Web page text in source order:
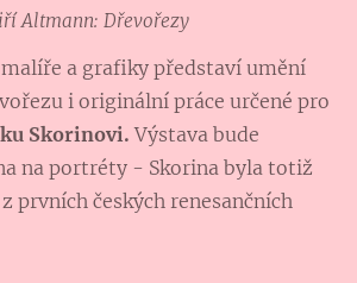
Altmann: Dřevořezy
a grafiky představí umění
i originální práce určené pro
Skorinovi. Výstava bude
na portréty - Skorina byla totiž
prvních českých renesančních